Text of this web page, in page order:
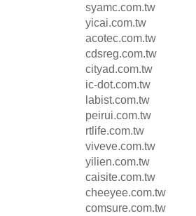
syamc.com.tw
yicai.com.tw
acotec.com.tw
cdsreg.com.tw
cityad.com.tw
ic-dot.com.tw
labist.com.tw
peirui.com.tw
rtlife.com.tw
viveve.com.tw
yilien.com.tw
caisite.com.tw
cheeyee.com.tw
comsure.com.tw